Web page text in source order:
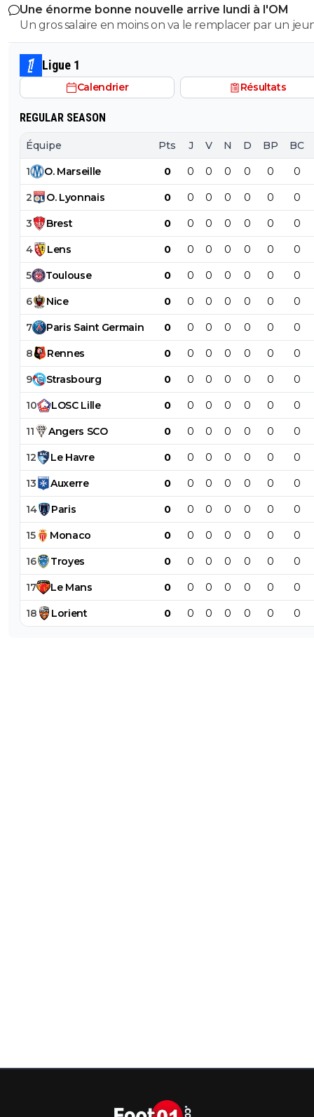
éléments qu'il faut vraiment supprimer style harit et
défense a renforcer le style de jeu proposé vers l'avant
rapide la signature de genesio me plaît énormément
et efficace j'étais pourtant plutôt contre sa venue
c'est que le début je suis impatient de voir la suite
Une énorme bonne nouvelle arrive lundi à l'OM
Un gros salaire en moins on va le remplacer par un
centre de formation..je pense que l ol peux faire
jeunesLigue 1
Calendrier Résultats
REGULAR SEASON
Équipe Pts J V N D BP BC
1 O. Marseille 0 0 0 0 0 0 0
2 O. Lyonnais 0 0 0 0 0 0 0
3 Brest 0 0 0 0 0 0 0
4 Lens 0 0 0 0 0 0 0
5 Toulouse 0 0 0 0 0 0 0
6 Nice 0 0 0 0 0 0 0
7 Paris Saint Germain 0 0 0 0 0 0 0
8 Rennes 0 0 0 0 0 0 0
9 Strasbourg 0 0 0 0 0 0 0
10 LOSC Lille 0 0 0 0 0 0 0
11 Angers SCO 0 0 0 0 0 0 0
12 Le Havre 0 0 0 0 0 0 0
13 Auxerre 0 0 0 0 0 0 0
14 Paris 0 0 0 0 0 0 0
15 Monaco 0 0 0 0 0 0 0
16 Troyes 0 0 0 0 0 0 0
17 Le Mans 0 0 0 0 0 0 0
18 Lorient 0 0 0 0 0 0 0